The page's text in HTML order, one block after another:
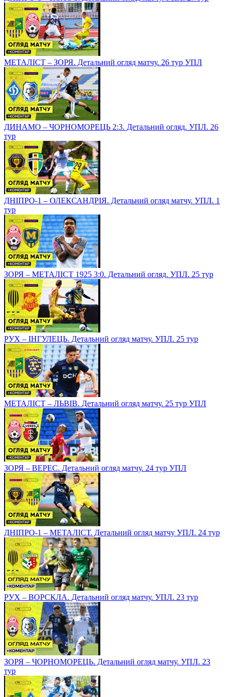
МЕТАЛІСТ – ЗОРЯ. Детальний огляд матчу. 26 тур УПЛ
ДИНАМО – ЧОРНОМОРЕЦЬ 2:3. Детальний огляд. УПЛ. 26
тур
ДНІПРО-1 – ОЛЕКСАНДРІЯ. Детальний огляд матчу. УПЛ. 1
тур
ЗОРЯ – МЕТАЛІСТ 1925 3:0. Детальний огляд. УПЛ. 25 тур
РУХ – ІНГУЛЕЦЬ. Детальний огляд матчу. УПЛ. 25 тур
МЕТАЛІСТ – ЛЬВІВ. Детальний огляд матчу. 25 тур УПЛ
ЗОРЯ – ВЕРЕС. Детальний огляд матчу. 24 тур УПЛ
ДНІПРО-1 – МЕТАЛІСТ. Детальний огляд матчу УПЛ. 24 тур
РУХ – ВОРСКЛА. Детальний огляд матчу. УПЛ. 23 тур
ЗОРЯ – ЧОРНОМОРЕЦЬ. Детальний огляд матчу. УПЛ. 23
тур